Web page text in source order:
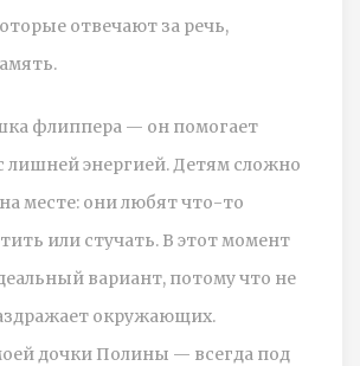
отвечают за речь,
флиппера — он помогает
лишней энергией. Детям сложно
месте: они любят что-то
или стучать. В этот момент
вариант, потому что не
окружающих.
дочки Полины — всегда под